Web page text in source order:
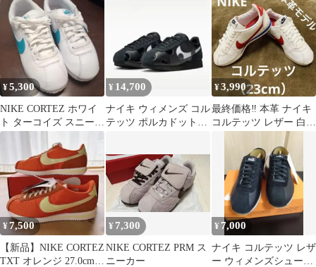
ト レッド
¥5,300
NIKE CORTEZ ホワイ
ト ターコイズ スニーカ
ー
¥ 14,700
ナイキ ウィメンズ コル
テッツ ポルカドット
¥3,990
最終価格‼️ 本革 ナイキ
コルテッツ レザー 白
赤 青 23cm 即購入OK
¥7,500
【新品】NIKE CORTEZ
TXT オレンジ 27.0cm
¥ 7,300
NIKE CORTEZ PRM ス
ニーカー
¥ 7,000
ナイキ コルテッツ レザ
ー ウィメンズシューズ